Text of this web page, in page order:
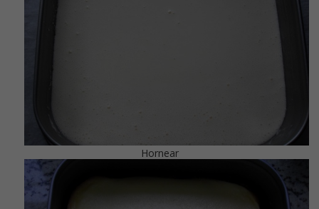
Hornear